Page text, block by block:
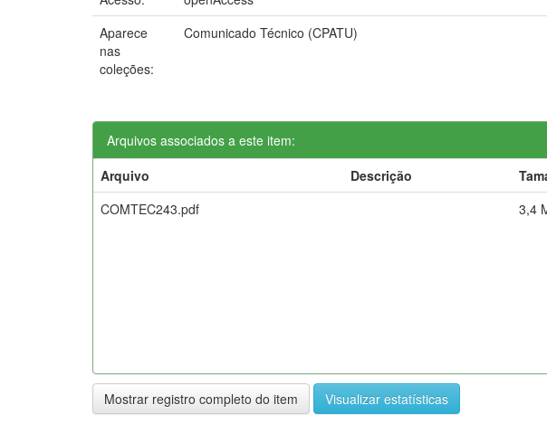
Aparece
nas
coleções:
Comunicado Técnico (CPATU)
Arquivos associados a este item:
Arquivo
Descrição
COMTEC243.pdf
3,4
Mostrar registro completo do item Visualizar estatísticas